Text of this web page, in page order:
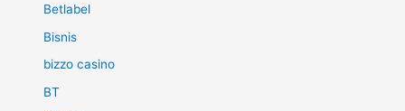
Betlabel
Bisnis
bizzo casino
BT